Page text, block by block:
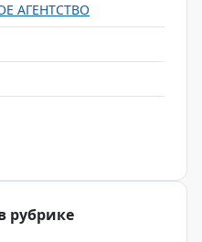
АГЕНТСТВО
рубрике